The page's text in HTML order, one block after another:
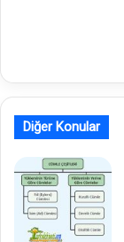
Diğer Konular